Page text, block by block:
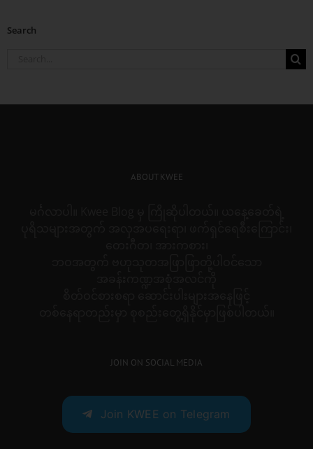
Search
ABOUT KWEE
JOIN ON SOCIAL MEDIA
Join KWEE on Telegram